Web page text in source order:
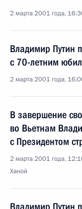
2 марта 2001 года,
Владимир Путин
с 70-летним
2 марта 2001 года,
В завершение
во Вьетнам
с Президентом
2 марта 2001 года,
Ханой
Владимир Путин